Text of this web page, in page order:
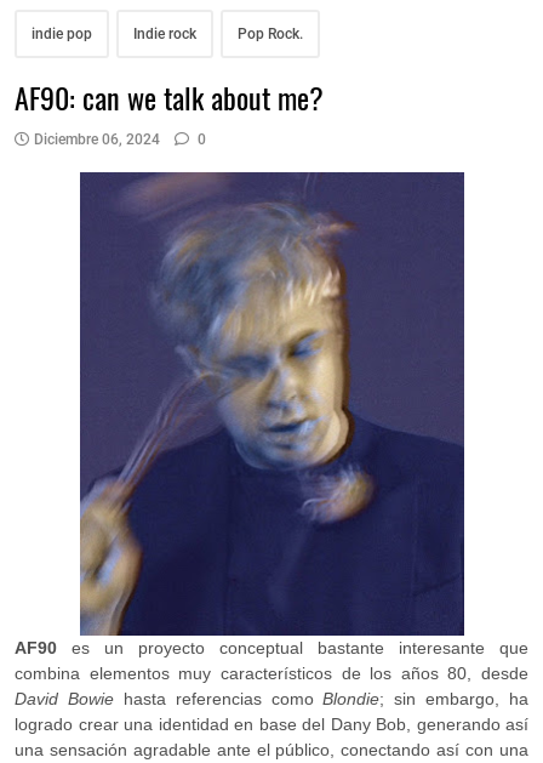
indie pop Indie rock Pop Rock.
AF90: can we talk about me?
Diciembre 06, 2024 0
AF90 es un proyecto conceptual bastante interesante que
combina elementos muy característicos de los años 80, desde
David Bowiehasta referencias comoBlondie; sin embargo, ha
logrado crear una identidad en base del Dany Bob, generando así
una sensación agradable ante el público, conectando así con una